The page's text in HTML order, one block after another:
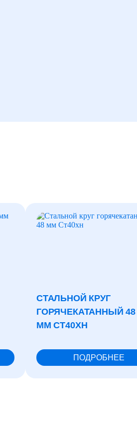
СТАЛЬНОЙ КРУГ
ГОРЯЧЕКАТАННЫЙ 48
ММ СТ40ХН
ПОДРОБНЕЕ